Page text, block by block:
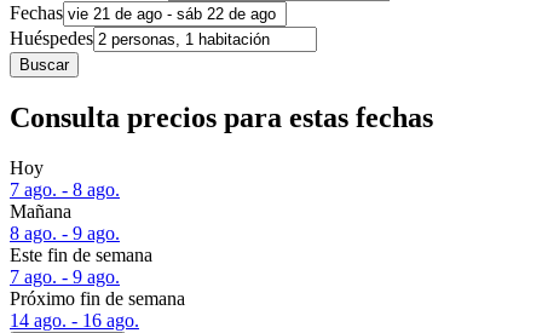
Fechas
Huéspedes
Buscar
Consulta precios para estas fechas
Hoy
7 ago. - 8 ago.
Mañana
8 ago. - 9 ago.
Este fin de semana
7 ago. - 9 ago.
Próximo fin de semana
14 ago. - 16 ago.